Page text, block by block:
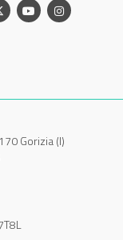
X YoutubeInstagram
Gorizia (I)